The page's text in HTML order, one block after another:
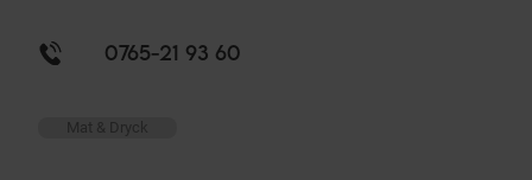
0765-21 93 60
Mat & Dryck